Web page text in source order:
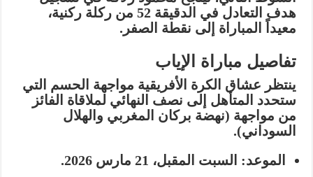
هدف التعادل في الدقيقة 52 من ركلة ركنية،
معيداً المباراة إلى نقطة الصفر.
تفاصيل مباراة الإياب
ينتظر عشاق الكرة الأفريقية مواجهة الحسم التي
ستحدد المتأهل إلى نصف النهائي لملاقاة الفائز
من مواجهة (نهضة بركان المغربي والهلال
السوداني).
الموعد: السبت المقبل، 21 مارس 2026 .